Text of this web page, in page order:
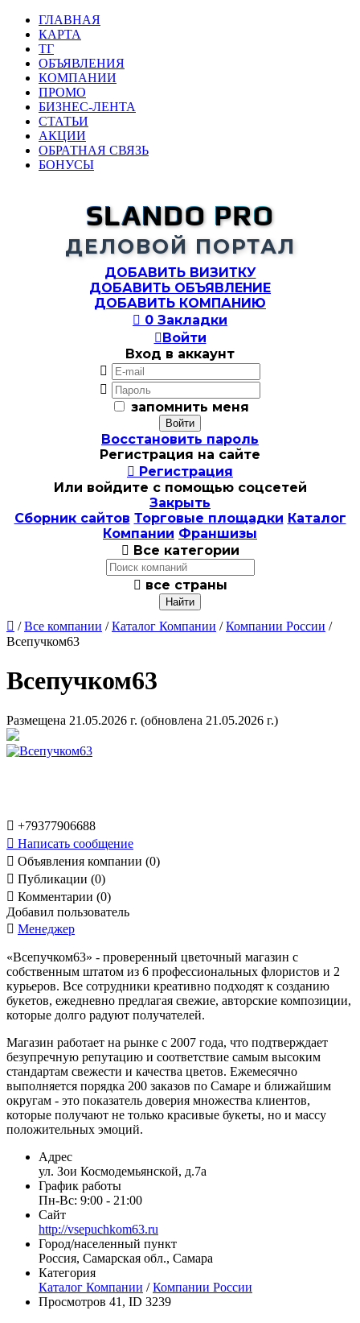
ГЛАВНАЯ
КАРТА
ТГ
ОБЪЯВЛЕНИЯ
КОМПАНИИ
ПРОМО
БИЗНЕС-ЛЕНТА
СТАТЬИ
АКЦИИ
ОБРАТНАЯ СВЯЗЬ
БОНУСЫ
SLANDO PRO
ДЕЛОВОЙ ПОРТАЛ
ДОБАВИТЬ ВИЗИТКУ
ДОБАВИТЬ ОБЪЯВЛЕНИЕ
ДОБАВИТЬ КОМПАНИЮ
 0 Закладки
Войти
Вход в аккаунт


запомнить меня
Восстановить пароль
Регистрация на сайте
 Регистрация
Или войдите с помощью соцсетей
Закрыть
Сборник сайтов Торговые площадки Каталог
Компании Франшизы
 Все категории
 все страны
 /Все компании /Каталог Компании /Компании России /
Всепучком63
Всепучком63
Размещена 21.05.2026 г. (обновлена 21.05.2026 г.)
 +79377906688
 Написать сообщение
 Объявления компании (0)
 Публикации (0)
 Комментарии (0)
Добавил пользователь
 Менеджер
«Всепучком63» - проверенный цветочный магазин с
собственным штатом из 6 профессиональных флористов и 2
курьеров. Все сотрудники креативно подходят к созданию
букетов, ежедневно предлагая свежие, авторские композиции,
которые долго радуют получателей.
Магазин работает на рынке с 2007 года, что подтверждает
безупречную репутацию и соответствие самым высоким
стандартам свежести и качества цветов. Ежемесячно
выполняется порядка 200 заказов по Самаре и ближайшим
округам - это показатель доверия множества клиентов,
которые получают не только красивые букеты, но и массу
положительных эмоций.
Адрес
ул. Зои Космодемьянской, д.7а
График работы
Пн-Вс: 9:00 - 21:00
Сайт
http://vsepuchkom63.ru
Город/населенный пункт
Россия, Самарская обл., Самара
Категория
Каталог Компании /Компании России
Просмотров 41, ID 3239